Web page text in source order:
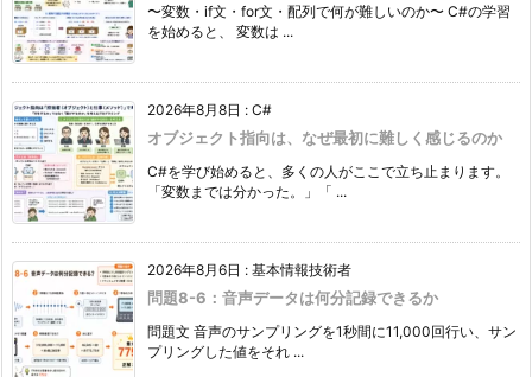
〜変数・if文・for文・配列で何が難しいのか〜 C#の学習
を始めると、 変数は ...
2026年8月8日 : C#
オブジェクト指向は、なぜ最初に難しく感じるのか
C#を学び始めると、多くの人がここで立ち止まります。
「変数までは分かった。」「 ...
2026年8月6日 : 基本情報技術者
問題8-6：音声データは何分記録できるか
問題文 音声のサンプリングを1秒間に11,000回行い、サン
プリングした値をそれ ...